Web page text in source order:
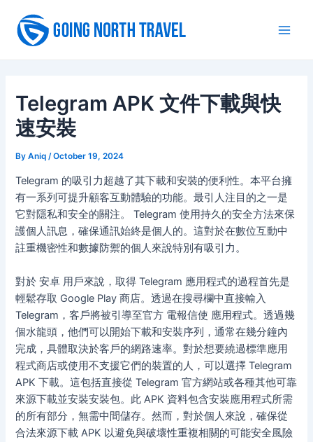
content
Telegram APK 文件下載與快
速安裝
ByAniq/October 19, 2024
Telegram 的吸引力超越了其下載和安裝的便利性。本平台擁
有一系列可提升顧客互動體驗的功能。最引人注目的之一是
它對隱私和安全的關注。 Telegram 使用持久的安全方法來保
護個人訊息，確保通訊始終是個人的。這對於在數位互動中
註重機密性和數據防禦的個人來說特別有吸引力。
對於 安卓 用戶來說，取得 Telegram 應用程式的過程首先是
輕鬆存取 Google Play 商店。透過在搜尋欄中直接輸入
Telegram，客戶將被引導至官方 電報信使 應用程式。透過幾
個水龍頭，他們可以開始下載和安裝序列，通常在幾分鐘內
完成，具體取決於客戶的網路速率。對於想要繞過標準應用
程式商店或使用不支援它們的裝置的人，可以選擇 Telegram
APK 下載。這包括直接從 Telegram 官方網站或各種其他可靠
來源下載並安裝安裝包。此 APK 資料包含安裝應用程式所需
的所有部分，無需中間儲存。然而，對於個人來說，確保從
合法來源下載 APK 以避免與破壞性重複相關的可能安全風險